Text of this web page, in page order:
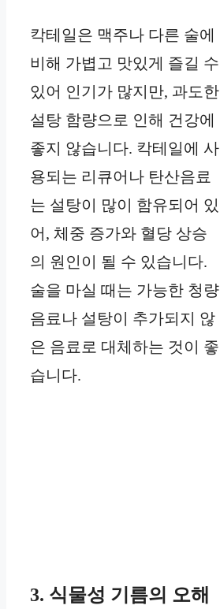
칵테일은 맥주나 다른 술에
비해 가볍고 맛있게 즐길 수
있어 인기가 많지만, 과도한
설탕 함량으로 인해 건강에
좋지 않습니다. 칵테일에 사
용되는 리큐어나 탄산음료
는 설탕이 많이 함유되어 있
어, 체중 증가와 혈당 상승
의 원인이 될 수 있습니다.
술을 마실 때는 가능한 청량
음료나 설탕이 추가되지 않
은 음료로 대체하는 것이 좋
습니다.
3. 식물성 기름의 오해